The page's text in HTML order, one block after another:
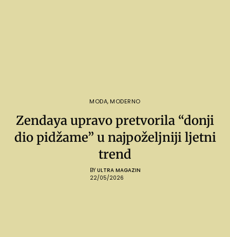
MODA, MODERNO
Zendaya upravo pretvorila “donji
dio pidžame” u najpoželjniji ljetni
trend
BY ULTRA MAGAZIN
22/05/2026